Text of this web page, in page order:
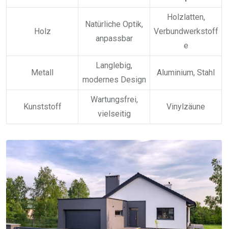
Holz
Natürliche Optik,
anpassbar
Holzlatten,
Verbundwerkstoff
e
Metall
Langlebig,
modernes Design
Aluminium, Stahl
Kunststoff
Wartungsfrei,
vielseitig
Vinylzäune